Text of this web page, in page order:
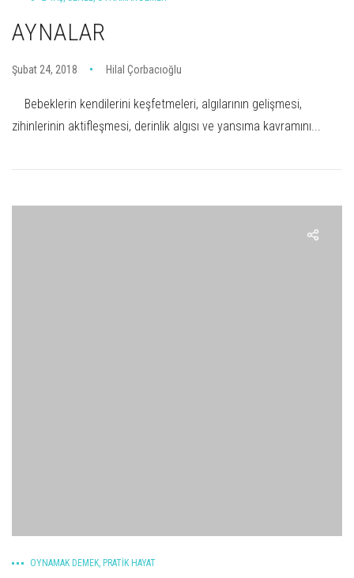
AYNALAR
Şubat 24, 2018 Hilal Çorbacıoğlu
Bebeklerin kendilerini keşfetmeleri, algılarının gelişmesi,
zihinlerinin aktifleşmesi, derinlik algısı ve yansıma kavramını...
OYNAMAK DEMEK, PRATIK HAYAT